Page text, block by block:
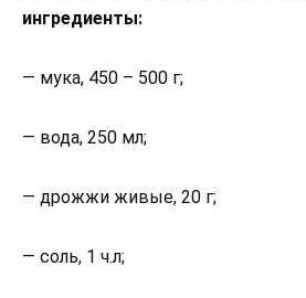
ингредиенты:
— мука, 450 – 500 г;
— вода, 250 мл;
— дрожжи живые, 20 г;
— соль, 1 ч.л;